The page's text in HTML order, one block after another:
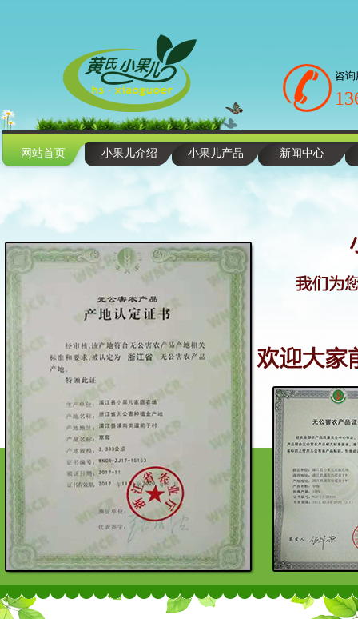
咨
网站首页 小果儿介绍 小果儿产品 新闻中心